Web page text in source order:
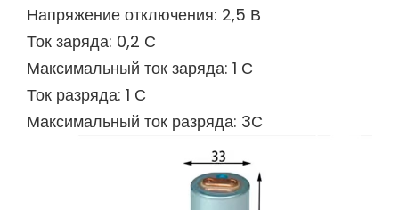
Напряжение отключения: 2,5 В
Ток заряда: 0,2 С
Максимальный ток заряда: 1 С
Ток разряда: 1 С
Максимальный ток разряда: 3С